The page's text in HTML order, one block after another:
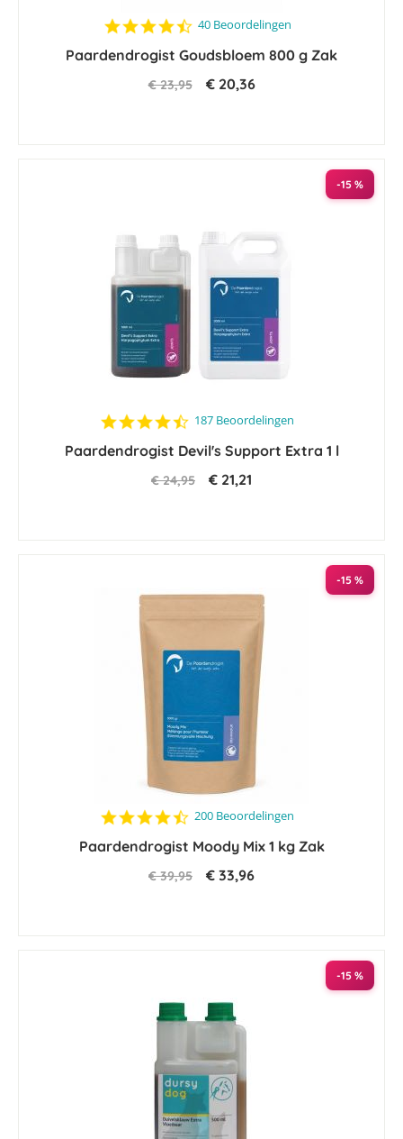
4.7
rating
40 Beoordelingen
Paardendrogist Goudsbloem 800 g Zak
€ 23,95 € 20,36
-15 %
4.5
rating
187 Beoordelingen
Paardendrogist Devil's Support Extra 1 l
€ 24,95 € 21,21
-15 %
4.6
rating
200 Beoordelingen
Paardendrogist Moody Mix 1 kg Zak
€ 39,95 € 33,96
-15 %